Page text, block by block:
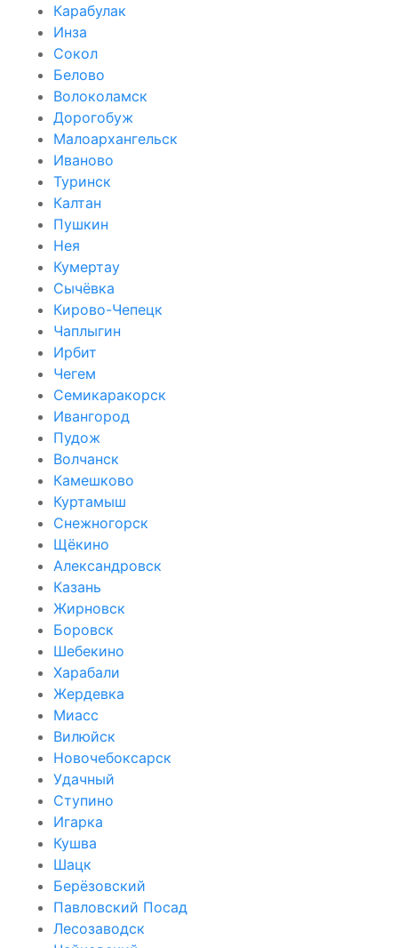
Карабулак
Инза
Сокол
Белово
Волоколамск
Дорогобуж
Малоархангельск
Иваново
Туринск
Калтан
Пушкин
Нея
Кумертау
Сычёвка
Кирово-Чепецк
Чаплыгин
Ирбит
Чегем
Семикаракорск
Ивангород
Пудож
Волчанск
Камешково
Куртамыш
Снежногорск
Щёкино
Александровск
Казань
Жирновск
Боровск
Шебекино
Харабали
Жердевка
Миасс
Вилюйск
Новочебоксарск
Удачный
Ступино
Игарка
Кушва
Шацк
Берёзовский
Павловский Посад
Лесозаводск